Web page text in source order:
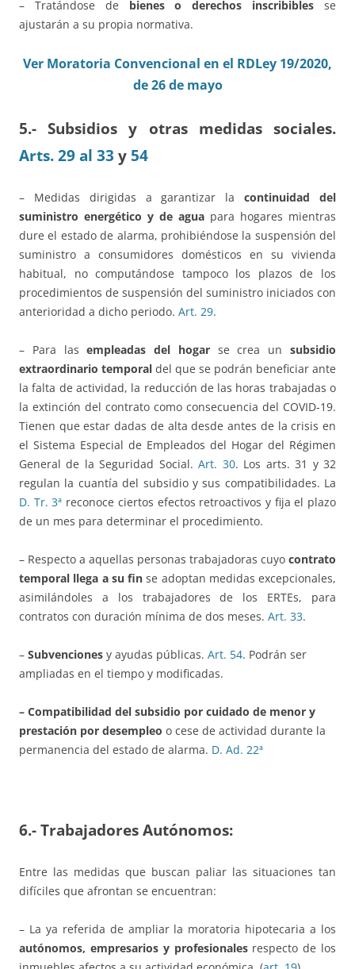
– Tratándose de bienes o derechos inscribibles se
ajustarán a su propia normativa.
Ver Moratoria Convencional en el RDLey 19/2020,
de 26 de mayo
5.- Subsidios y otras medidas sociales.
Arts. 29 al 33 y 54
– Medidas dirigidas a garantizar lacontinuidad del
suministro energético y de agua para hogares mientras
dure el estado de alarma, prohibiéndose la suspensión del
suministro a consumidores domésticos en su vivienda
habitual, no computándose tampoco los plazos de los
procedimientos de suspensión del suministro iniciados con
anterioridad a dicho periodo. Art. 29.
– Para lasempleadas del hogarse crea unsubsidio
extraordinario temporal del que se podrán beneficiar ante
la falta de actividad, la reducción de las horas trabajadas o
la extinción del contrato como consecuencia del COVID-19.
Tienen que estar dadas de alta desde antes de la crisis en
el Sistema Especial de Empleados del Hogar del Régimen
General de la Seguridad Social.Art. 30. Los arts. 31 y 32
regulan la cuantía del subsidio y sus compatibilidades. La
D. Tr. 3ª reconoce ciertos efectos retroactivos y fija el plazo
de un mes para determinar el procedimiento.
– Respecto a aquellas personas trabajadoras cuyo contrato
temporal llega a su fin se adoptan medidas excepcionales,
asimilándoles a los trabajadores de los ERTEs, para
contratos con duración mínima de dos meses. Art. 33.
– Subvenciones y ayudas públicas. Art. 54. Podrán ser
ampliadas en el tiempo y modificadas.
– Compatibilidad del subsidio por cuidado de menor y
prestación por desempleo o cese de actividad durante la
permanencia del estado de alarma. D. Ad. 22ª
6.- Trabajadores Autónomos:
Entre las medidas que buscan paliar las situaciones tan
difíciles que afrontan se encuentran:
– La ya referida de ampliar la moratoria hipotecaria a los
autónomos, empresarios y profesionalesrespecto de los